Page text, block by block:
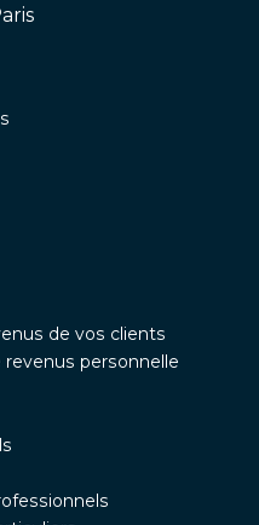
de vos clients
personnelle